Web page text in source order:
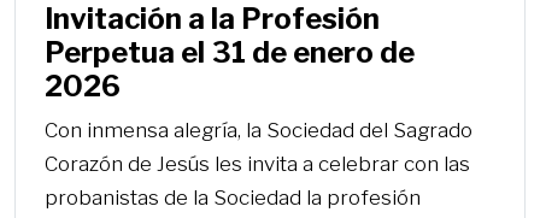
Invitación a la Profesión
Perpetua el 31 de enero de
2026
Con inmensa alegría, la Sociedad del Sagrado
Corazón de Jesús les invita a celebrar con las
probanistas de la Sociedad la profesión